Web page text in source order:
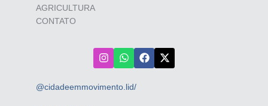
AGRICULTURA
CONTATO
@cidadeemmovimento.lid/